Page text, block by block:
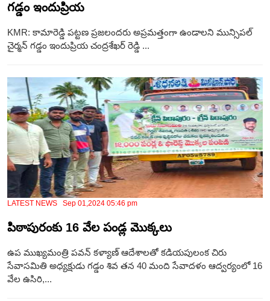
గడ్డం ఇందుప్రియ
KMR: కామారెడ్డి పట్టణ ప్రజలందరు అప్రమత్తంగా ఉండాలని మున్సిపల్
చైర్మన్ గడ్డం ఇందుప్రియ చంద్రశేఖర్ రెడ్డి ...
LATEST NEWS Sep 01,2024 05:46 pm
పిఠాపురంకు 16 వేల పండ్ల మొక్కలు
ఉప ముఖ్యమంత్రి పవన్ కళ్యాణ్ ఆదేశాలతో కడియపులంక చిరు
సేవాసమితి అధ్యక్షుడు గడ్డం శివ తన 40 మంది సేవాదళం ఆద్వర్యంలో 16
వేల ఉసిరి,...